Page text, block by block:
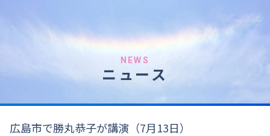
NEWS
ニュース
広島市で勝丸恭子が講演（7月13日）